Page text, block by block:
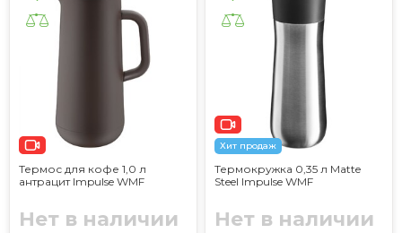
Термос для кофе 1,0 л
антрацит Impulse WMF
Нет в наличии
Хит продаж
Термокружка 0,35 л Matte
Steel Impulse WMF
Нет в наличии